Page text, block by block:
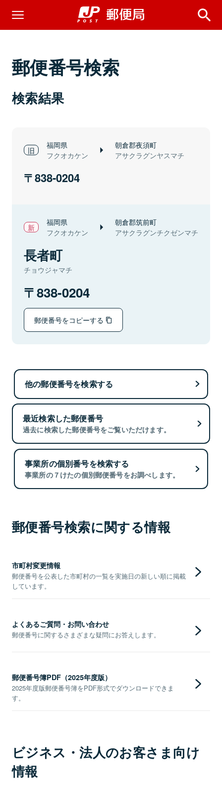
郵便番号検索
検索結果
福岡県
フクオカケン
朝倉郡夜須町
アサクラグンヤスマチ
838-0204
福岡県
フクオカケン
朝倉郡筑前町
アサクラグンチクゼンマチ
長者町
チョウジャマチ
838-0204
郵便番号をコピーする
他の郵便番号を検索する
最近検索した郵便番号
過去に検索した郵便番号をご覧いただけます。
事業所の個別番号を検索する
事業所の７けたの個別郵便番号をお調べします。
郵便番号検索に関する情報
市町村変更情報
郵便番号を公表した市町村の一覧を実施日の新しい順に掲載
しています。
よくあるご質問・お問い合わせ
郵便番号に関するさまざまな疑問にお答えします。
郵便番号簿PDF（2025年度版）
2025年度版郵便番号簿をPDF形式でダウンロードできま
す。
ビジネス・法人のお客さま向け
情報